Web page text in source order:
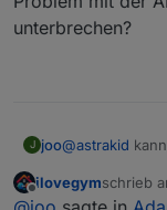
unterbrechen?
J joo@astrakid
liegen bei mir
Offline
ilovegymschrieb
zuletzt